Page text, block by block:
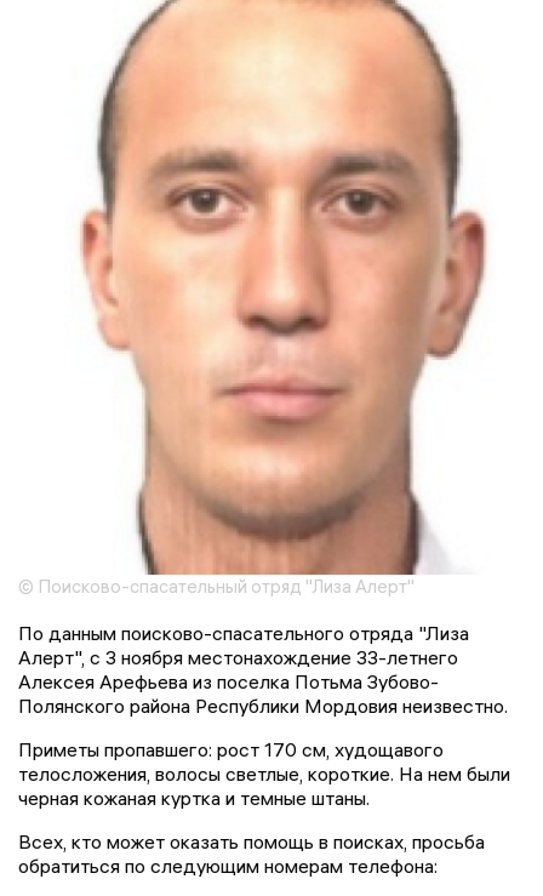
© Поисково-спасательный отряд "Лиза Алерт"
По данным поисково-спасательного отряда "Лиза
Алерт", с 3 ноября местонахождение 33-летнего
Алексея Арефьева из поселка Потьма Зубово-
Полянского района Республики Мордовия неизвестно.
Приметы пропавшего: рост 170 см, худощавого
телосложения, волосы светлые, короткие. На нем были
черная кожаная куртка и темные штаны.
Всех, кто может оказать помощь в поисках, просьба
обратиться по следующим номерам телефона: